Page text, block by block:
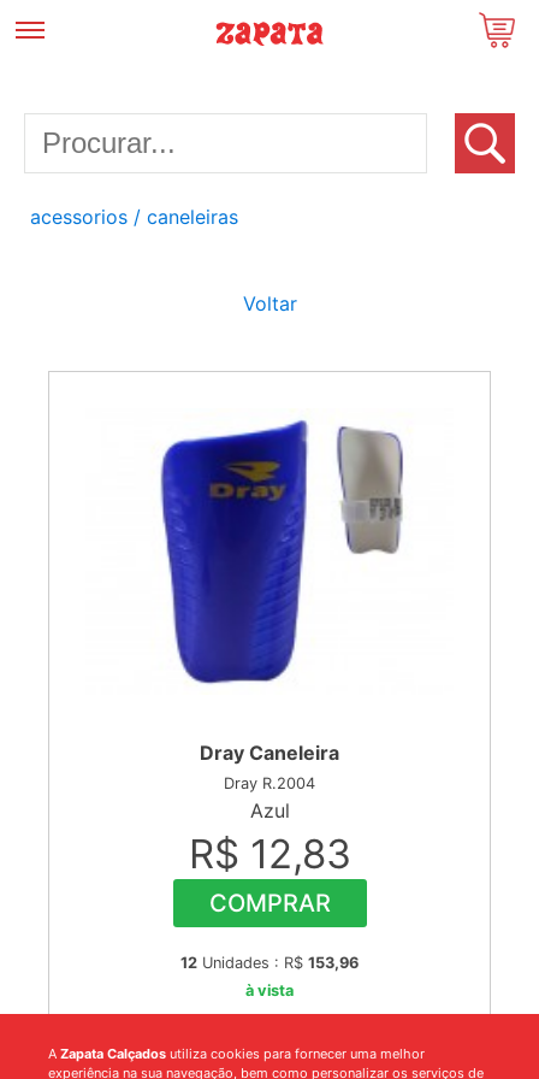
acessorios / caneleiras
Voltar
Dray Caneleira
Dray R.2004
Azul
R$ 12,83
COMPRAR
12 Unidades : R$ 153,96
à vista
A Zapata Calçados utiliza cookies para fornecer uma melhor
experiência na sua navegação, bem como personalizar os serviços de